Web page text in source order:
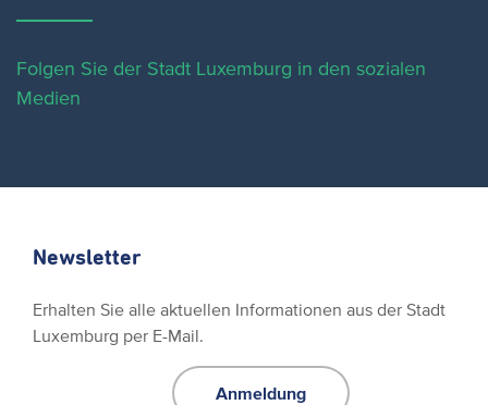
Folgen Sie der Stadt Luxemburg in den sozialen
Medien
Newsletter
Erhalten Sie alle aktuellen Informationen aus der Stadt
Luxemburg per E-Mail.
Anmeldung